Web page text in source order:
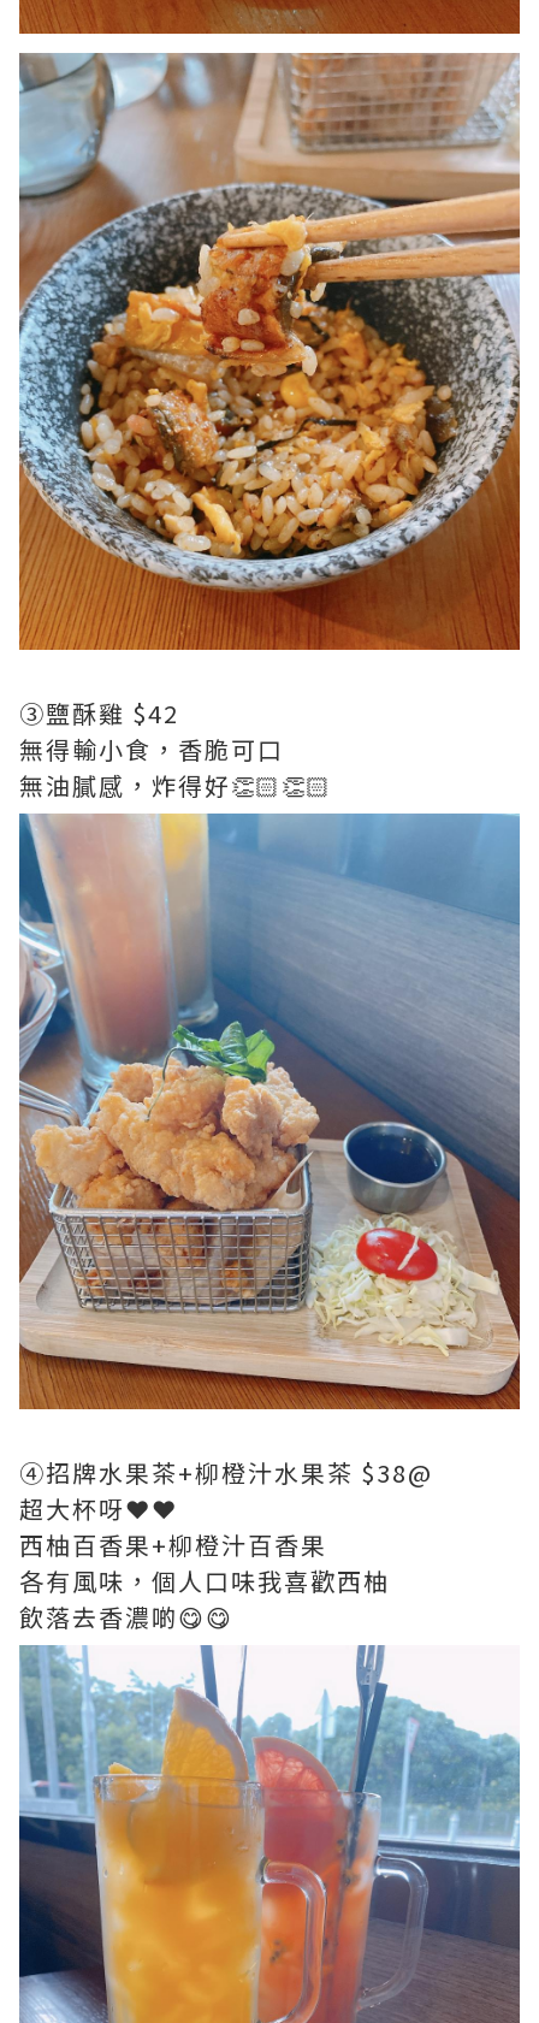
③鹽酥雞 $42
無得輸小食，香脆可口
無油膩感，炸得好👏🏻👏🏻
④招牌水果茶+柳橙汁水果茶 $38@
超大杯呀❤️❤️
西柚百香果+柳橙汁百香果
各有風味，個人口味我喜歡西柚
飲落去香濃啲😋😋